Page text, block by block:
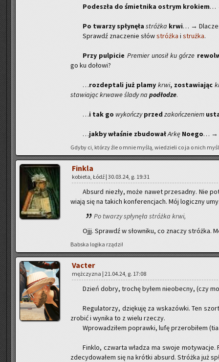
Po­de­szła do śmiet­ni­ka ostrym kro­kiem…
Po twa­rzy spły­nę­ła stróż­ka krwi… →
Sprawdź zna­cze­nie słówstróż­ka i struż­ka.
Przy pul­pi­cie Pre­mier uno­sił ku górze
go ku do­ło­wi?
…roz­dep­ta­li już plamy krwi, zo­sta­wia­jąc
sta­wia­jąc krwa­we ślady na pod­ło­dze.
…i tak go wy­koń­czyprzed za­koń­cze­niem
…jakby wła­śnie zbu­do­wałArkę Noego…
Gdyby ci, któ­rzy źle o mnie myślą, wie­dzie­li co ja o nich
Fin­kla
ko­bie­ta, Łódź | 30.03.24, g. 19:31
Ab­surd nie­zły, może nawet prze­sad­ny. Nie
wia­ją się na ta­kich kon­fe­ren­cjach. Mój lo­gicz­ny
Po twa­rzy spły­nę­ła stróż­ka krwi,
Ojjj. Sprawdź w słow­ni­ku, co zna­czy stróż­ka.
Bab­ska lo­gi­ka rzą­dzi!
Vac­ter
męż­czy­zna | 21.04.24, g. 17:08
Dzień dobry, tro­chę byłem nie­obec­ny, (czy
Re­gu­la­to­rzy, dzię­ku­ję za wska­zów­ki. Ten
zro­bić i wy­ni­ka to z wielu rze­czy.
Wpro­wa­dzi­łem po­praw­ki, lufę prze­ro­bi­łem
Fin­klo, czwar­ta wła­dza ma swoje
zde­cy­do­wa­łem się na krót­ki ab­surd. Stróż­ka już